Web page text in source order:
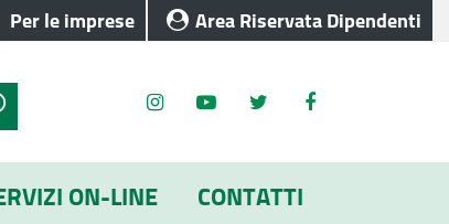
Per le imprese Area Riservata Dipendenti
ON-LINE CONTATTI